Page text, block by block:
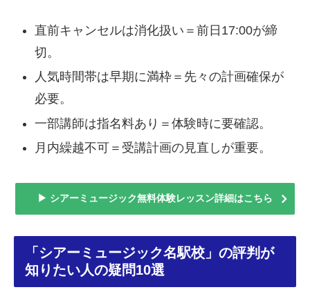
直前キャンセルは消化扱い＝前日17:00が締
切。
人気時間帯は早期に満枠＝先々の計画確保が
必要。
一部講師は指名料あり＝体験時に要確認。
月内繰越不可＝受講計画の見直しが重要。
▶ シアーミュージック無料体験レッスン詳細はこちら
「シアーミュージック名駅校」の評判が
知りたい人の疑問10選